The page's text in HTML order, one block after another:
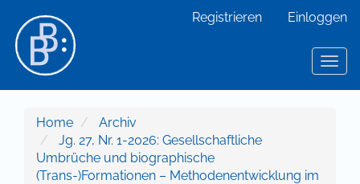
Hauptinhalt
Sidebar
Registrieren Einloggen
Home
Archiv
Jg. 27, Nr. 1-2026: Gesellschaftliche
Umbrüche und biographische
(Trans-)Formationen – Methodenentwicklung im